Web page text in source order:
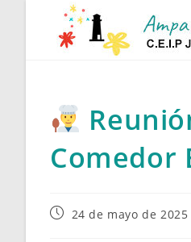
Comedor
Publicación
24 de mayo de 2025